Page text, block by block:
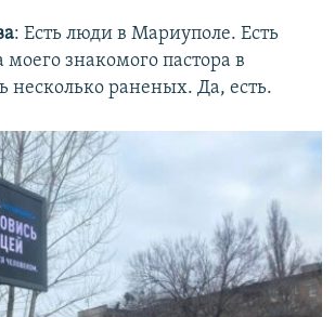
: Есть люди в Мариуполе. Есть
знакомого пастора в
несколько раненых. Да, есть.